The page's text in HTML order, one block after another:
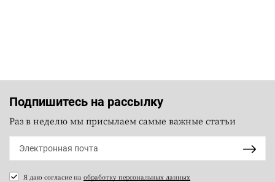
Подпишитесь на рассылку
Раз в неделю мы присылаем самые важные статьи
Я даю согласие на обработку персональных данных